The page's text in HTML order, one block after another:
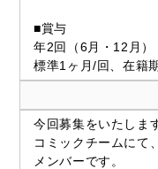
■賞与
年2回（6月・12月）
標準1ヶ月/回、在籍
今回募集をいたしま
コミックチームにて
メンバーです。